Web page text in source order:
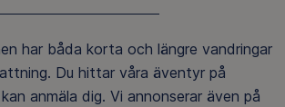
har båda korta och längre vandringar
Du hittar våra äventyr på
anmäla dig. Vi annonserar även på